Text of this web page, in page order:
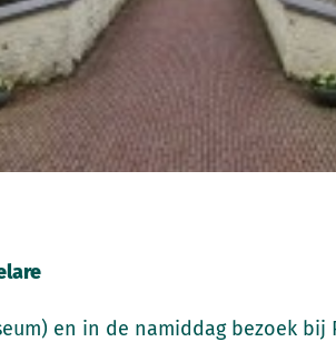
en in de namiddag bezoek